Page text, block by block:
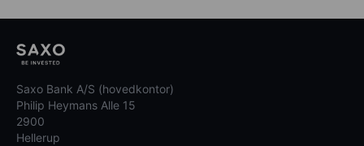
Saxo Bank A/S (hovedkontor)
Philip Heymans Alle 15
2900
Hellerup